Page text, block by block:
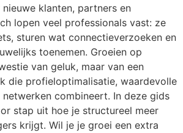
klanten, partners en
lopen veel professionals vast: ze
sturen wat connectieverzoeken en
toenemen. Groeien op
van geluk, maar van een
die profieloptimalisatie, waardevolle
combineert. In deze gids
stap uit hoe je structureel meer
krijgt. Wil je je groei een extra